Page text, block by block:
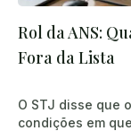
Rol da ANS:
Fora da Lista
O STJ disse que
condições em